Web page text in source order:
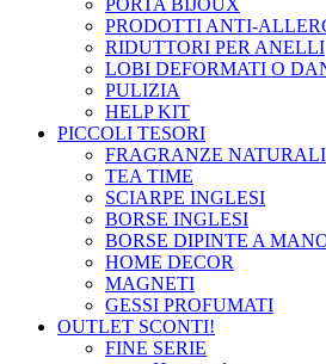
PORTA BIJOUX
PRODOTTI ANTI-
RIDUTTORI PER ANELLI
LOBI DEFORMATI O
PULIZIA
HELP KIT
PICCOLI TESORI
FRAGRANZE NATURALI
TEA TIME
SCIARPE INGLESI
BORSE INGLESI
BORSE DIPINTE A
HOME DECOR
MAGNETI
GESSI PROFUMATI
OUTLET SCONTI!
FINE SERIE